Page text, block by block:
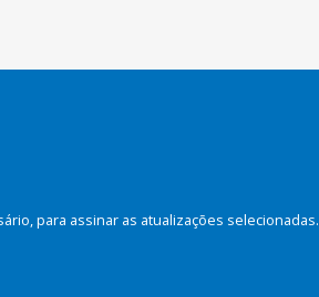
para assinar as atualizações selecionadas.